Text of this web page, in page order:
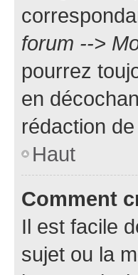
forum -->
pourrez
en
rédaction
Haut
Comment
Il est facile
sujet ou la